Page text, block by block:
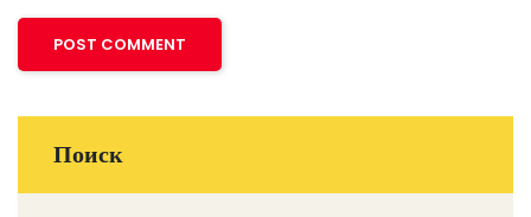
Поиск